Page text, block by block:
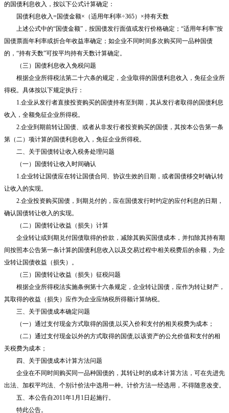
的国债利息收入，按以下公式计算确定：
国债利息收入=国债金额×（适用年利率÷365）×持有天数
上述公式中的“国债金额”，按国债发行面值或发行价格确定；“适用年利率”按
国债票面年利率或折合年收益率确定；如企业不同时间多次购买同一品种国债
的，“持有天数”可按平均持有天数计算确定。
（三）国债利息收入免税问题
根据企业所得税法第二十六条的规定，企业取得的国债利息收入，免征企业所
得税。具体按以下规定执行：
1.企业从发行者直接投资购买的国债持有至到期，其从发行者取得的国债利息
收入，全额免征企业所得税。
2.企业到期前转让国债、或者从非发行者投资购买的国债，其按本公告第一条
第（二）项计算的国债利息收入，免征企业所得税。
二、关于国债转让收入税务处理问题
（一）国债转让收入时间确认
1.企业转让国债应在转让国债合同、协议生效的日期，或者国债移交时确认转
让收入的实现。
2.企业投资购买国债，到期兑付的，应在国债发行时约定的应付利息的日期，
确认国债转让收入的实现。
（二）国债转让收益（损失）计算
企业转让或到期兑付国债取得的价款，减除其购买国债成本，并扣除其持有期
间按照本公告第一条计算的国债利息收入以及交易过程中相关税费后的余额，为企
业转让国债收益（损失）。
（三）国债转让收益（损失）征税问题
根据企业所得税法实施条例第十六条规定，企业转让国债，应作为转让财产，
其取得的收益（损失）应作为企业应纳税所得额计算纳税。
三、关于国债成本确定问题
（一）通过支付现金方式取得的国债,以买入价和支付的相关税费为成本；
（二）通过支付现金以外的方式取得的国债,以该资产的公允价值和支付的相
关税费为成本；
四、关于国债成本计算方法问题
企业在不同时间购买同一品种国债的，其转让时的成本计算方法，可在先进先
出法、加权平均法、个别计价法中选用一种。计价方法一经选用，不得随意改变。
五、本公告自2011年1月 1日起施行。
特此公告。